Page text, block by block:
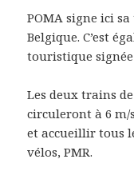
POMA signe ici
Belgique. C’est
touristique signée
Les deux trains
circuleront à 6
et accueillir tous
vélos, PMR.